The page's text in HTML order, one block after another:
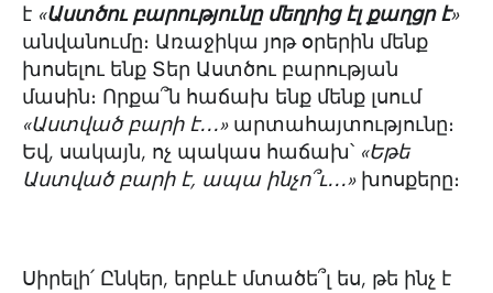
է «Աստծու բարությունը մեղրից էլ քաղցր է»
անվանումը։ Առաջիկա յոթ օրերին մենք
խոսելու ենք Տեր Աստծու բարության
մասին։ Որքա՞ն հաճախ ենք մենք լսում
«Աստված բարի է․․․» արտահայտությունը։
Եվ, սակայն, ոչ պակաս հաճախ՝ «Եթե
Աստված բարի է, ապա ինչո՞ւ․․․» խոսքերը։
Սիրելի՛ Ընկեր, երբևէ մտածե՞լ ես, թե ինչ է